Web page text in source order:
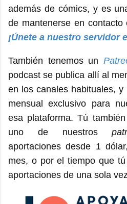
además de cómics, y es
de mantenerse en contacto
¡Únete a nuestro servidor
También tenemos un
podcast se publica allí al
en los canales habituales,
mensual exclusivo para
esa plataforma. Tú
uno de nuestros
aportaciones desde 1
mes, o por el tiempo que
aportaciones de una sola